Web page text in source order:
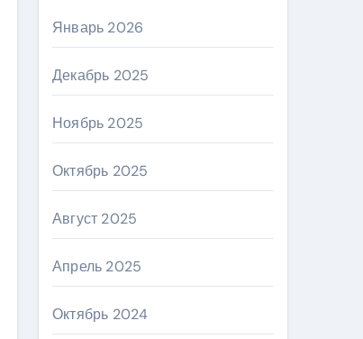
Январь 2026
Декабрь 2025
Ноябрь 2025
Октябрь 2025
Август 2025
Апрель 2025
Октябрь 2024